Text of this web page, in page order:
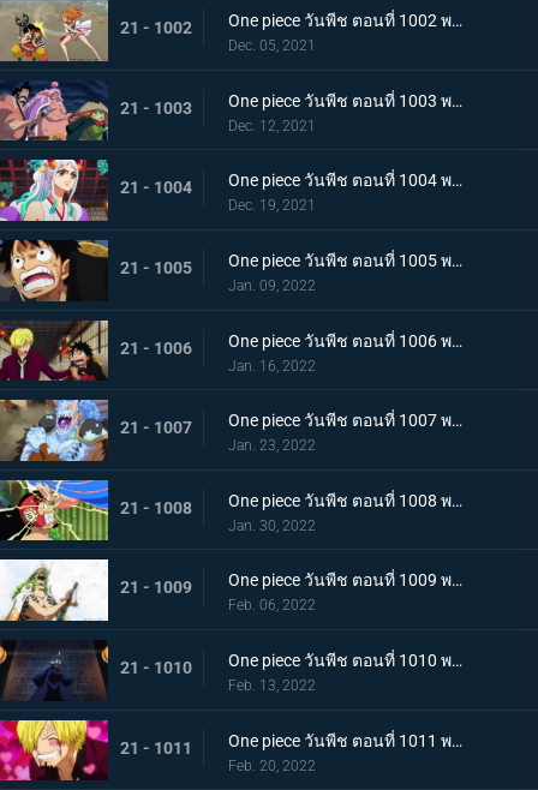
21 - 1002 One piece วันพีช ตอนที่ 1002 พากย์ไทย โชคชะตาครั้งใหม่ นามิ กับ อุลติ
Dec. 05, 2021
21 - 1003 One piece วันพีช ตอนที่ 1003 พากย์ไทย ดาบแห่งความเด็ดเดี่ยว! ปลอกดาบแดงปะทะไคโดอีกครั้ง
Dec. 12, 2021
21 - 1004 One piece วันพีช ตอนที่ 1004 พากย์ไทย ท่าที่รับสืบทอดมา ระเบิดท่าเพลงดาบลับของโอเด้ง
Dec. 19, 2021
21 - 1005 One piece วันพีช ตอนที่ 1005 พากย์ไทย อานุภาพของอสูรน้ำแข็ง กระสุนภัยโรคระบาดแบบใหม่
Jan. 09, 2022
21 - 1006 One piece วันพีช ตอนที่ 1006 พากย์ไทย อภัยให้ไม่ได้! การตัดสินใจของช็อปเปอร์
Jan. 16, 2022
21 - 1007 One piece วันพีช ตอนที่ 1007 พากย์ไทย การไล่ล่าของโซโล! อสูรน้ำแข็ง in เกมไล่จับ
Jan. 23, 2022
21 - 1008 One piece วันพีช ตอนที่ 1008 พากย์ไทย นามิยอมจำนน ท่าเฮดบลัดของอุลติ
Jan. 30, 2022
21 - 1009 One piece วันพีช ตอนที่ 1009 พากย์ไทย ซาซากิรุกหนัก หน่วยรบหุ้มเกราะปะทะยามาโตะ
Feb. 06, 2022
21 - 1010 One piece วันพีช ตอนที่ 1010 พากย์ไทย ทลายอสูรน้ำแข็ง แผนเพลิงของช็อปเปอร์!
Feb. 13, 2022
21 - 1011 One piece วันพีช ตอนที่ 1011 พากย์ไทย ดีก็แย่แล้ว! แมงมุมล่อลวงซันจิ
Feb. 20, 2022